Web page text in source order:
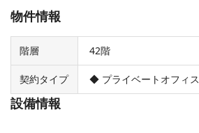
物件情報
階層 42階
契約タイプ ◆ プライベートオフィス
設備情報